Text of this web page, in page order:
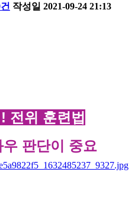
작성일 2021-09-24 21:13
전위 훈련법
판단이 중요